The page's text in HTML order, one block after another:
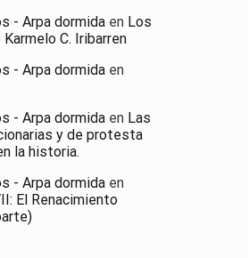
- Arpa dormida en Los
C. Iribarren
- Arpa dormida en
- Arpa dormida en Las
y de protesta
la historia.
- Arpa dormida en
El Renacimiento